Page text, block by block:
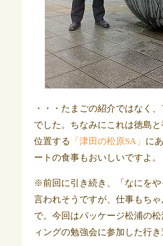
・・・たまごの紹介ではなく
でした。ちなみにこれは徳島
位置する
「津田の松原SA」 に
ートの食事もおいしいですよ。
※前回に引き続き、「なにをや
言われそうですが、仕事もち
で。今回はパッケージ松浦の
ィングの勉強会に参加した行き